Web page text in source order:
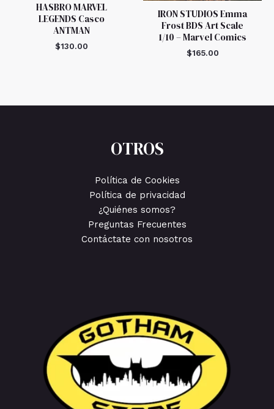
HASBRO MARVEL
LEGENDS Casco
ANTMAN
$130.00
IRON STUDIOS Emma
Frost BDS Art Scale
1/10 – Marvel Comics
$165.00
OTROS
Política de Cookies
Política de privacidad
¿Quiénes somos?
Preguntas Frecuentes
Contáctate con nosotros